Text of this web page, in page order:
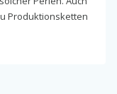
Produktionsketten